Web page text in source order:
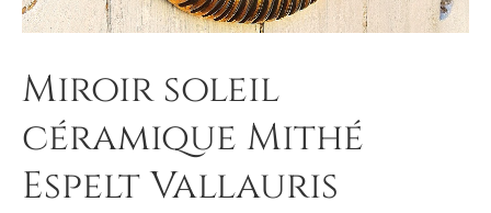
Miroir soleil
céramique Mithé
Espelt Vallauris